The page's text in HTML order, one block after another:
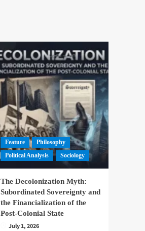
Feature
Philosophy
Political Analysis
Sociology
The Decolonization Myth:
Subordinated Sovereignty and
the Financialization of the
Post-Colonial State
July 1, 2026